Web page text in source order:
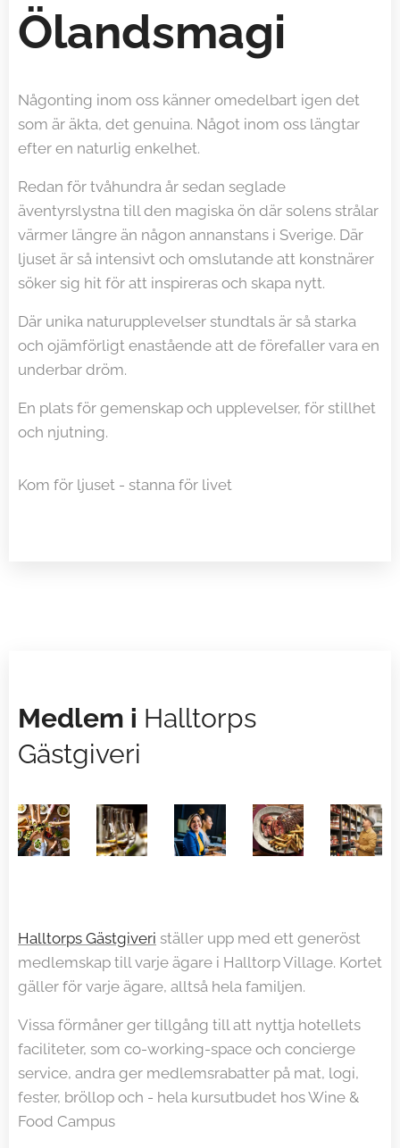
Ölandsmagi
Någonting inom oss känner omedelbart igen det
som är äkta, det genuina. Något inom oss längtar
efter en naturlig enkelhet.
Redan för tvåhundra år sedan seglade
äventyrslystna till den magiska ön där solens strålar
värmer längre än någon annanstans i Sverige. Där
ljuset är så intensivt och omslutande att konstnärer
söker sig hit för att inspireras och skapa nytt.
Där unika naturupplevelser stundtals är så starka
och ojämförligt enastående att de förefaller vara en
underbar dröm.
En plats för gemenskap och upplevelser, för stillhet
och njutning.
Kom för ljuset - stanna för livet
Medlem i Halltorps
Gästgiveri
Halltorps Gästgiveri ställer upp med ett generöst
medlemskap till varje ägare i Halltorp Village. Kortet
gäller för varje ägare, alltså hela familjen.
Vissa förmåner ger tillgång till att nyttja hotellets
faciliteter, som co-working-space och concierge
service, andra ger medlemsrabatter på mat, logi,
fester, bröllop och - hela kursutbudet hos Wine &
Food Campus